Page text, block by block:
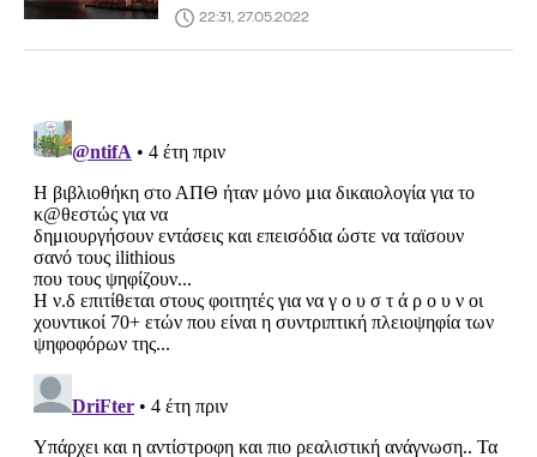
22:31, 27.05.2022